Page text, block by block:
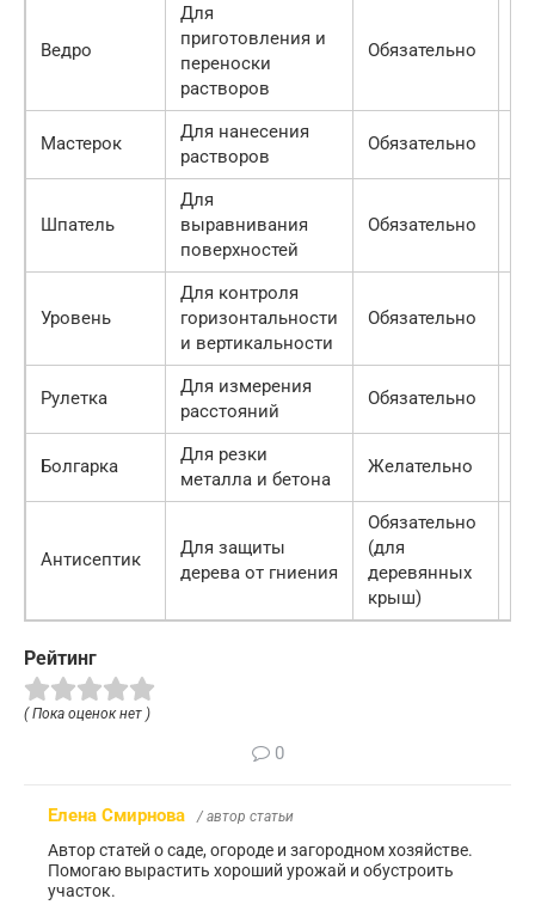
Ведро
Для
приготовления и
переноски
растворов
Обязательно
Мастерок
Для нанесения
растворов
Обязательно
Шпатель
Для
выравнивания
поверхностей
Обязательно
Уровень
Для контроля
горизонтальности
и вертикальности
Обязательно
Рулетка
Для измерения
расстояний
Обязательно
Болгарка
Для резки
металла и бетона
Желательно
Антисептик
Для защиты
дерева от гниения
Обязательно
(для
деревянных
крыш)
Рейтинг
( Пока оценок нет )
0
Елена Смирнова / автор статьи
Автор статей о саде, огороде и загородном хозяйстве.
Помогаю вырастить хороший урожай и обустроить
участок.